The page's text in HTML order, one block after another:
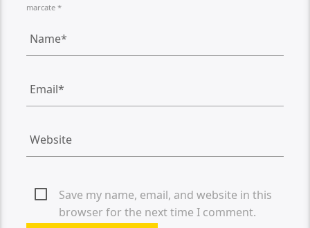
marcate *
Save my name, email, and website in this
browser for the next time I comment.